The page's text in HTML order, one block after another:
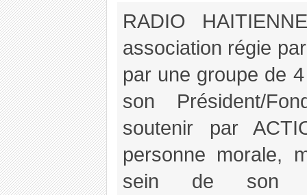
RADIO
association régie
par une groupe de
son Président/
soutenir par
personne morale,
sein de son